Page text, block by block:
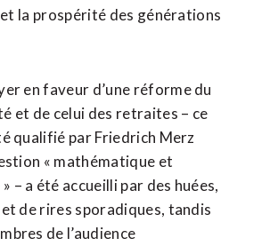
et la prospérité des générations
en faveur d’une réforme du
et de celui des retraites – ce
qualifié par Friedrich Merz
« mathématique et
– a été accueilli par des huées,
de rires sporadiques, tandis
de l’audience